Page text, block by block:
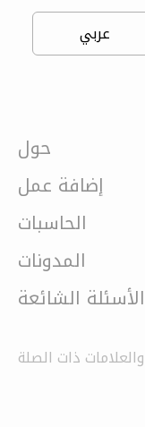
حول
إضافة عمل
الحاسبات
المدونات
الأسئلة الشائعة
ذات الصلة